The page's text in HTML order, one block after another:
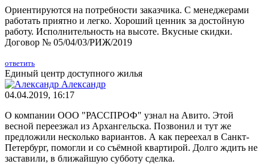
Ориентируются на потребности заказчика. С менеджерами
работать приятно и легко. Хороший ценник за достойную
работу. Исполнительность на высоте. Вкусные скидки.
Договор № 05/04/03/РИЖ/2019
ответить
Единый центр доступного жилья
Александр
04.04.2019, 16:17
О компании ООО "РАССПРОФ" узнал на Авито. Этой
весной переезжал из Архангельска. Позвонил и тут же
предложили несколько вариантов. А как переехал в Санкт-
Петербург, помогли и со съёмной квартирой. Долго ждить не
заставили, в ближайшую субботу сделка.